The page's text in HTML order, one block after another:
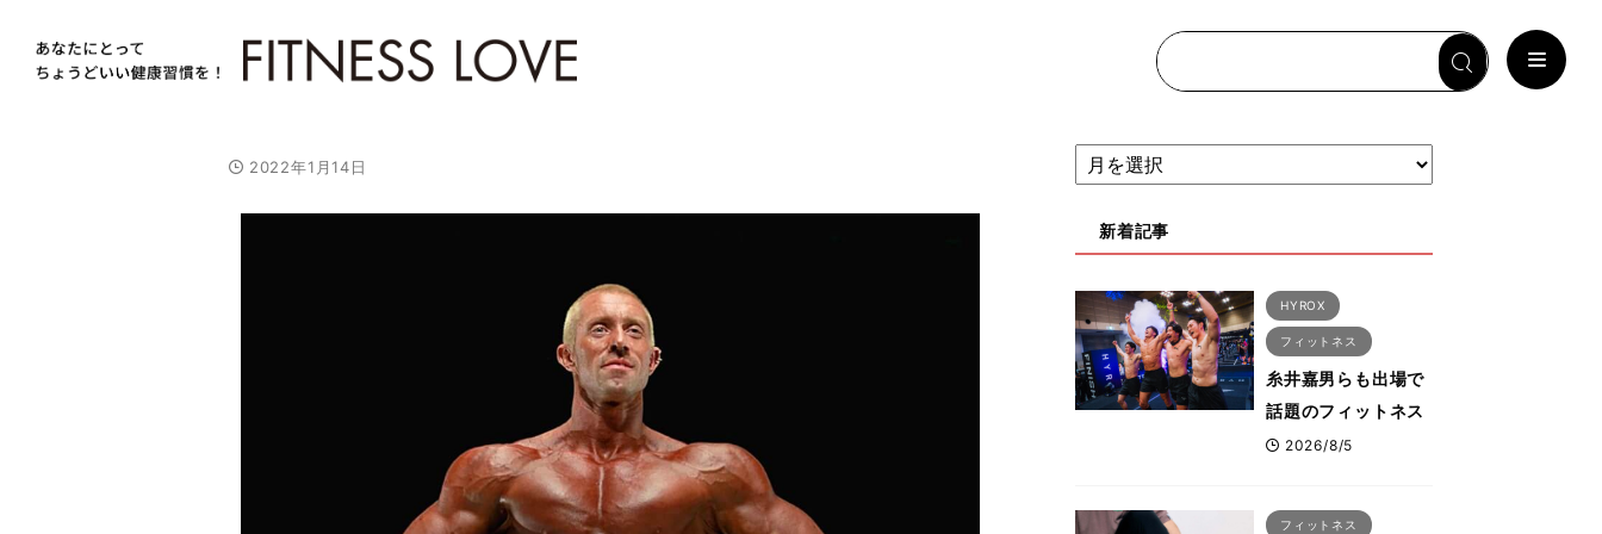
2022年1月14日
新着記事
HYROX
フィットネス
糸井嘉男らも出場で
話題のフィットネス
レースHYROX（ハ
メッセで8月6日から
2026/8/5
フィットネス